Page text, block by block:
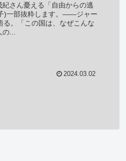
さん憂える「自由からの逃
)一部抜粋します。――ジャー
。「この国は、なぜこんな
...
2024.03.02